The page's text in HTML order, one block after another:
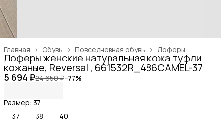
Лоферы
Повседневная обувь ›
Обувь ›
Главная ›
Лоферы женские натуральная кожа туфли
кожаные, Reversal , 661532R_486CAMEL-37
5 694 ₽24 650 ₽−77%
Размер: 37
37
38
40